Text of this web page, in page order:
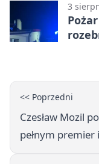
3
<< Poprzedni
Czesław Mozil
pełnym premier